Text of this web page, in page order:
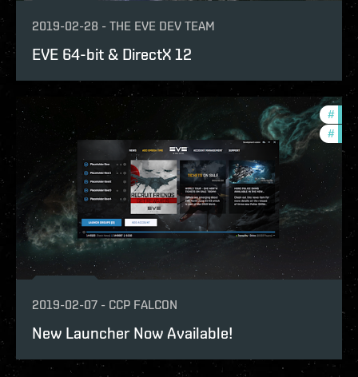
2019-02-28 - THE EVE DEV TEAM
EVE 64-bit & DirectX 12
#
#
2019-02-07 - CCP FALCON
New Launcher Now Available!